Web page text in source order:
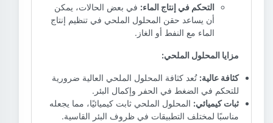
التحكم في إنتاج الماء: في بعض الحالات، يمكن
أن يساعد حقن المحلول الملحي في تنظيم إنتاج
الماء مع النفط أو الغاز.
مزايا المحلول الملحي:
كثافة عالية: تُعد كثافة المحلول الملحي العالية ضرورية
للتحكم في الضغط في الحفر وإكمال البئر.
ثبات كيميائي: المحلول الملحي ثابت كيميائيًا، مما يجعله
مناسبًا لمختلف التطبيقات في ظروف البئر القاسية.